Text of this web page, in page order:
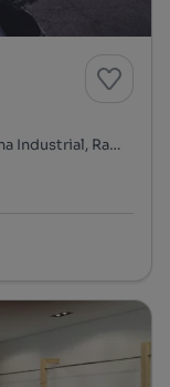
Rua Manuel Pinto de Azevedo, Viso - Zona Industrial, Ramalde, Porto, Porto